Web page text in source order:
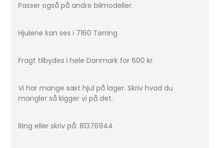
Passer også på andre bilmodeller.
Hjulene kan ses i 7160 Tørring
Fragt tilbydes i hele Danmark for 600 kr.
Vi har mange sæt hjul på lager. Skriv hvad du
mangler så kigger vi på det.
Ring eller skriv på: 81376944